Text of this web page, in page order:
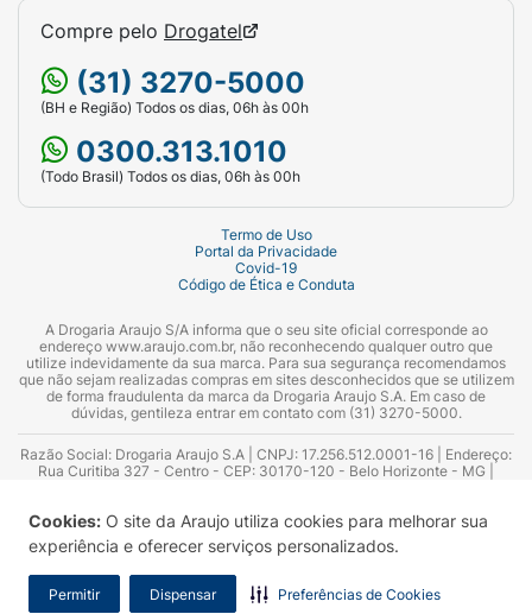
Cookies: O site da Araujo utiliza cookies para melhorar sua
experiência e oferecer serviços personalizados.
Permitir Dispensar Preferências de Cookies
Compre pelo Drogatel
(31) 3270-5000
(BH e Região) Todos os dias, 06h às 00h
0300.313.1010
(Todo Brasil) Todos os dias, 06h às 00h
Termo de Uso
Portal da Privacidade
Covid-19
Código de Ética e Conduta
A Drogaria Araujo S/A informa que o seu site oficial corresponde ao
endereço www.araujo.com.br, não reconhecendo qualquer outro que
utilize indevidamente da sua marca. Para sua segurança recomendamos
que não sejam realizadas compras em sites desconhecidos que se utilizem
de forma fraudulenta da marca da Drogaria Araujo S.A. Em caso de
dúvidas, gentileza entrar em contato com (31) 3270-5000.
Razão Social: Drogaria Araujo S.A | CNPJ: 17.256.512.0001-16 | Endereço:
Rua Curitiba 327 - Centro - CEP: 30170-120 - Belo Horizonte - MG |
Azevedo Guimarães – CRF 10.965 | Yasmin Silva Alvarenga – CRF 52.584 -
Consultor substituto: Thiago Aguiar Pinheiro - CRF Nº 13.748. Alvará
Sanitário: 2025020713 | Autorização de Funcionamento da Empresa (AFE):